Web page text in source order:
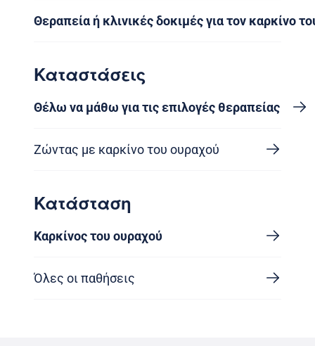
Θεραπεία ή κλινικές δοκιμές για τον καρκίνο
Καταστάσεις
Θέλω να μάθω για τις επιλογές θεραπείας
Ζώντας με καρκίνο του ουραχού
Κατάσταση
Καρκίνος του ουραχού
Όλες οι παθήσεις